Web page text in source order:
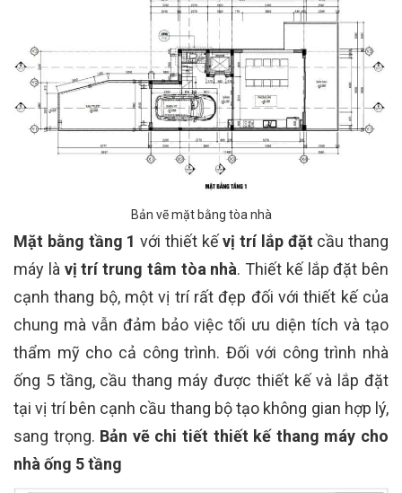
Bản vẽ mặt bằng tòa nhà
Mặt bằng tầng 1 với thiết kếvị trí lắp đặt cầu thang
máy là vị trí trung tâm tòa nhà. Thiết kế lắp đặt bên
cạnh thang bộ, một vị trí rất đẹp đối với thiết kế của
chung mà vẫn đảm bảo việc tối ưu diện tích và tạo
thẩm mỹ cho cả công trình. Đối với công trình nhà
ống 5 tầng, cầu thang máy được thiết kế và lắp đặt
tại vị trí bên cạnh cầu thang bộ tạo không gian hợp lý,
sang trọng. Bản vẽ chi tiết thiết kế thang máy cho
nhà ống 5 tầng